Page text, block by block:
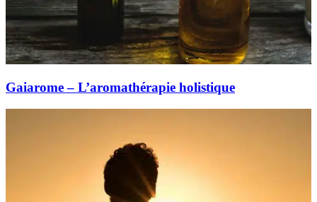
Gaiarome – L’aromathérapie holistique